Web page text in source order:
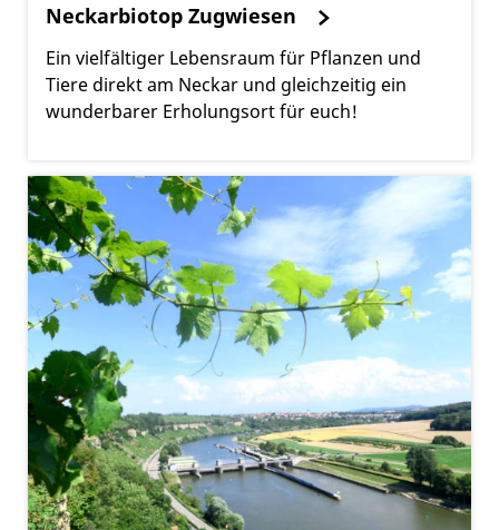
Neckarbiotop Zugwiesen
Ein vielfältiger Lebensraum für Pflanzen und
Tiere direkt am Neckar und gleichzeitig ein
wunderbarer Erholungsort für euch!